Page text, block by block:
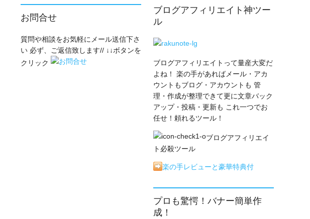
お問合せ
質問や相談をお気軽にメール送信下さ
い 必ず、ご返信致します// ↓↓ボタンを
クリック
ブログアフィリエイト神ツー
ル
ブログアフィリエイトって量産大変だ
よね！ 楽の手があればメール・アカ
ウントもブログ・アカウントも 管
理・作成が整理できて更に文章バック
アップ・投稿・更新も これ一つでお
任せ！頼れるツール！
ブログアフィリエイ
ト必殺ツール
楽の手レビューと豪華特典付
プロも驚愕！バナー簡単作
成！